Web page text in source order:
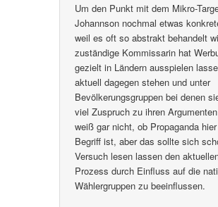
Um den Punkt mit dem Mikro-
Johannson nochmal etwas
weil es oft so abstrakt behandelt
zuständige Kommissarin hat
gezielt in Ländern ausspielen
aktuell dagegen stehen und unter
Bevölkerungsgruppen bei denen
viel Zuspruch zu ihren
weiß gar nicht, ob Propaganda
Begriff ist, aber das sollte sich
Versuch lesen lassen den
Prozess durch Einfluss auf die
Wählergruppen zu beeinflussen.